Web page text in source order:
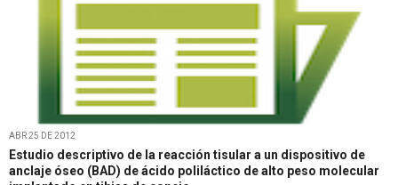
ABR 25 DE 2012
Estudio descriptivo de la reacción tisular a un dispositivo de
anclaje óseo (BAD) de ácido poliláctico de alto peso molecular